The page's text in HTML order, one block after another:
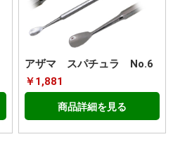
アザマ スパチュラ No.6
￥1,881
商品詳細を見る